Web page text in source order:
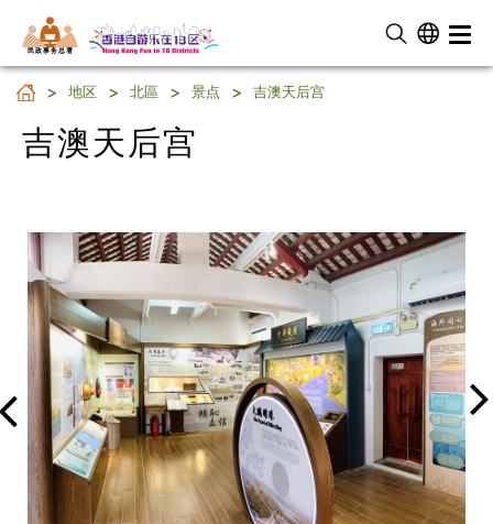
民 政 事 务 总 署
吉澳天后宫
地区 北區 景点 吉澳天后宫
吉澳天后宫